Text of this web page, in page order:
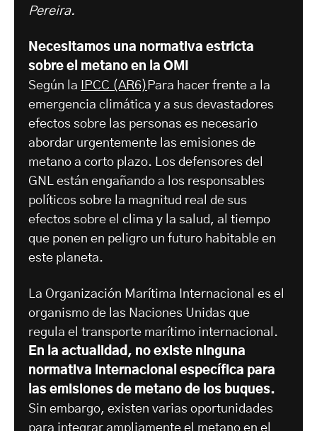
Pereira.
Necesitamos una normativa estricta
sobre el metano en la OMI
Según la
IPCC (AR6) Para hacer frente a la
emergencia climática y a sus devastadores
efectos sobre las personas es necesario
abordar urgentemente las emisiones de
metano a corto plazo. Los defensores del
GNL están engañando a los responsables
políticos sobre la magnitud real de sus
efectos sobre el clima y la salud, al tiempo
que ponen en peligro un futuro habitable en
este planeta.
La Organización Marítima Internacional es el
organismo de las Naciones Unidas que
regula el transporte marítimo internacional.
En la actualidad, no existe ninguna
normativa internacional específica para
las emisiones de metano de los buques.
Sin embargo, existen varias oportunidades
para integrar ampliamente el metano en el